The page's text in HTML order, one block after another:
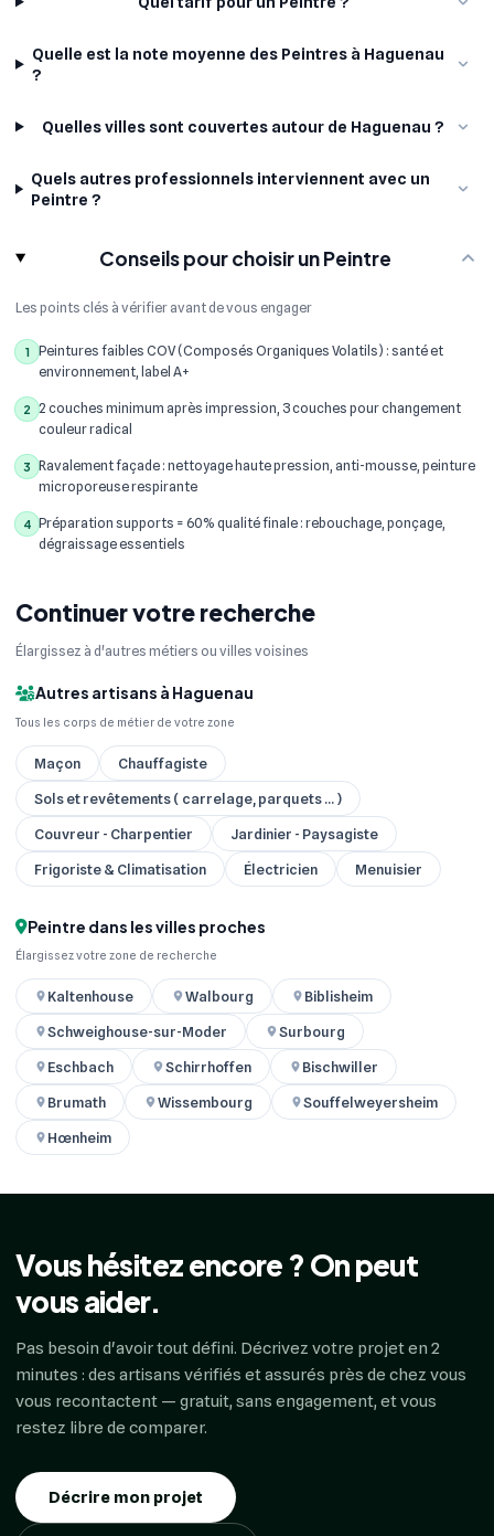
Quelle est la note moyenne des Peintres à Haguenau
?
Quelles villes sont couvertes autour de Haguenau ?
Quels autres professionnels interviennent avec un
Peintre ?
Conseils pour choisir un Peintre
Les points clés à vérifier avant de vous engager
1
Peintures faibles COV (Composés Organiques Volatils) : santé et
environnement, label A+
2
2 couches minimum après impression, 3 couches pour changement
couleur radical
3
Ravalement façade : nettoyage haute pression, anti-mousse, peinture
microporeuse respirante
4 Préparation supports = 60% qualité finale : rebouchage, ponçage,
dégraissage essentiels
Continuer votre recherche
Élargissez à d'autres métiers ou villes voisines
Autres artisans à Haguenau
Tous les corps de métier de votre zone
Maçon
Chauffagiste
Sols et revêtements ( carrelage, parquets ... )
Couvreur - Charpentier
Jardinier - Paysagiste
Frigoriste & Climatisation
Électricien Menuisier
Peintre dans les villes proches
Élargissez votre zone de recherche
Kaltenhouse Walbourg
Biblisheim
Schweighouse-sur-Moder
Surbourg
Eschbach
Schirrhoffen
Bischwiller
Brumath
Wissembourg
Souffelweyersheim
Hœnheim
Vous hésitez encore ? On peut
vous aider.
Pas besoin d'avoir tout défini. Décrivez votre projet en 2
minutes : des artisans vérifiés et assurés près de chez vous
vous recontactent — gratuit, sans engagement, et vous
restez libre de comparer.
Décrire mon projet